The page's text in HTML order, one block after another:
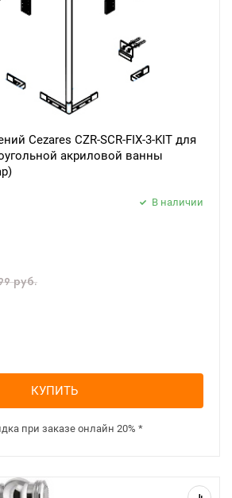
Cezares CZR-SCR-FIX-3-KIT для
акриловой ванны
В наличии
руб.
КУПИТЬ
при заказе онлайн 20% *